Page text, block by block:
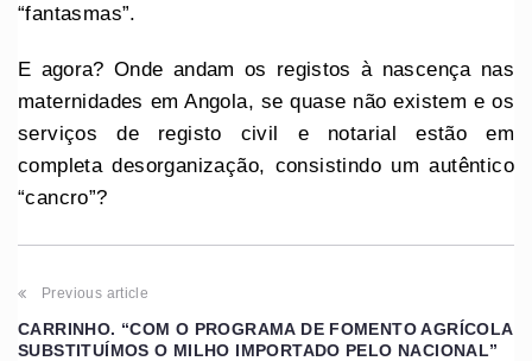
“fantasmas”.
E agora? Onde andam os registos à nascença nas
maternidades em Angola, se quase não existem e os
serviços de registo civil e notarial estão em
completa desorganização, consistindo um autêntico
“cancro”?
Previous article
CARRINHO. “COM O PROGRAMA DE FOMENTO AGRÍCOLA
SUBSTITUÍMOS O MILHO IMPORTADO PELO NACIONAL”